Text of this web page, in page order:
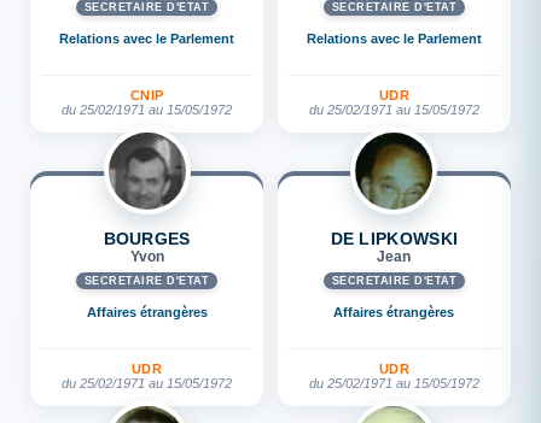
SECRÉTAIRE D'ETAT
Relations avec le Parlement
CNIP
du 25/02/1971 au 15/05/1972
SECRÉTAIRE D'ETAT
Relations avec le Parlement
UDR
du 25/02/1971 au 15/05/1972
BOURGES
Yvon
SECRÉTAIRE D'ETAT
Affaires étrangères
UDR
du 25/02/1971 au 15/05/1972
DE LIPKOWSKI
Jean
SECRÉTAIRE D'ETAT
Affaires étrangères
UDR
du 25/02/1971 au 15/05/1972